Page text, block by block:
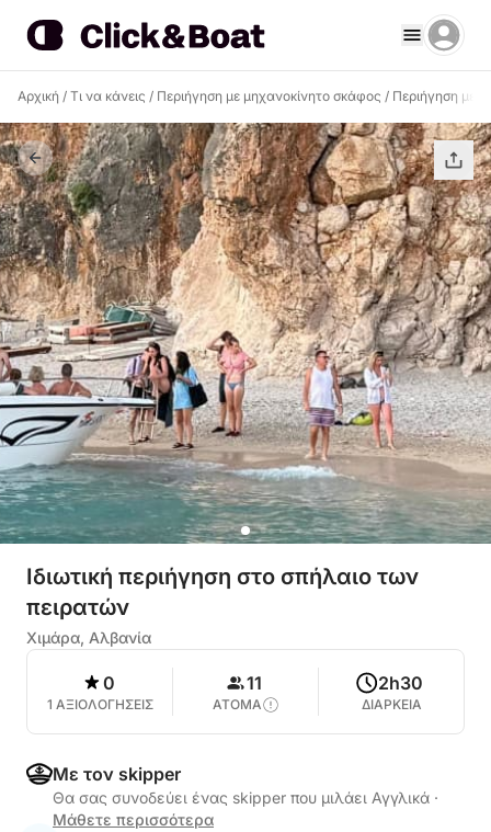
Αρχική / Τι να κάνεις / Περιήγηση με μηχανοκίνητο σκάφος / Περιήγηση με
Ιδιωτική περιήγηση στο σπήλαιο των
πειρατών
Χιμάρα, Αλβανία
0
1 ΑΞΙΟΛΟΓΗΣΕΙΣ
11
ΑΤΟΜΑ
2h30
ΔΙΑΡΚΕΙΑ
Με τον skipper
Θα σας συνοδεύει ένας skipper που μιλάει Αγγλικά ·
Μάθετε περισσότερα